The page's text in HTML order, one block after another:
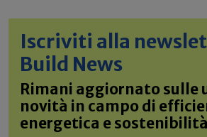
Iscriviti alla
Build News
Rimani aggiornato sulle
novità in campo di
energetica e